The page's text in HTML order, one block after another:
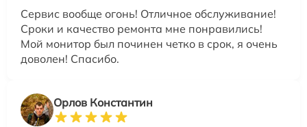
Сервис вообще огонь! Отличное обслуживание!
Сроки и качество ремонта мне понравились!
Мой монитор был починен четко в срок, я очень
доволен! Спасибо.
Орлов Константин